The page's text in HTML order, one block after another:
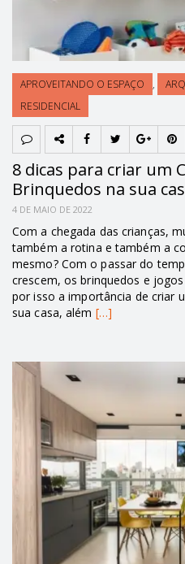
APROVEITANDO O ESPAÇO ,
RESIDENCIAL
8 dicas para criar um
Brinquedos na sua
4 DE MAIO DE 2022
Com a chegada das crianças,
também a rotina e também a
mesmo? Com o passar do
crescem, os brinquedos e
por isso a importância de criar
sua casa, além […]